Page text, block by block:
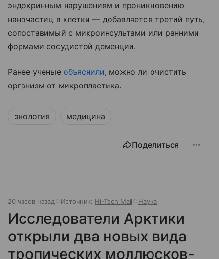
эндокринным нарушениям и проникновению
наночастиц в клетки — добавляется третий путь,
сопоставимый с микроинсультами или ранними
формами сосудистой деменции.
Ранее ученые объяснили, можно ли очистить
организм от микропластика.
экология медицина
Поделиться
20 часов назад Источник: Hi-Tech Mail Наука
Исследователи Арктики
открыли два новых вида
тропических моллюсков-